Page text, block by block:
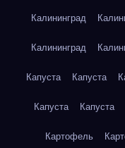
Калининград
Калининград
Капуста Капуста
Капуста Капуста
Картофель